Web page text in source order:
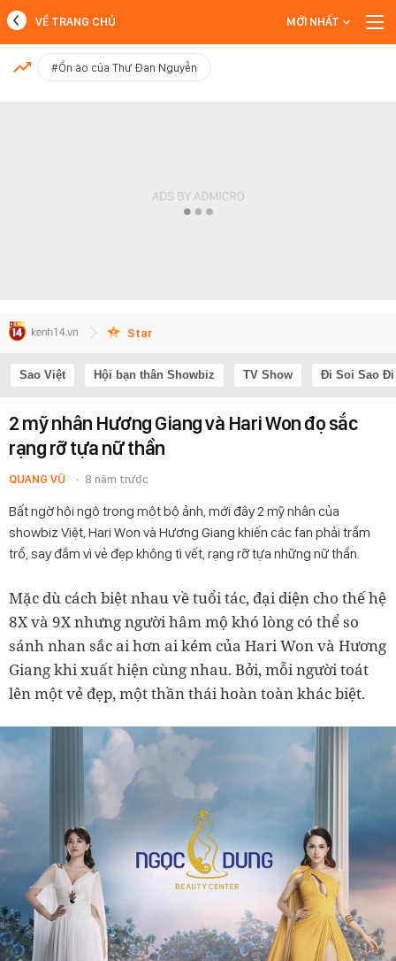
MỚI NHẤT
VỀ TRANG CHỦ MỚI NHẤT
#Ồn ào của Thư Đan Nguyễn
Star
Sao Việt Hội bạn thân Showbiz TV Show Đi Soi Sao Đi
2 mỹ nhân Hương Giang và Hari Won đọ sắc
rạng rỡ tựa nữ thần
QUANG VŨ 8 năm trước
Bất ngờ hội ngộ trong một bộ ảnh, mới đây 2 mỹ nhân của
showbiz Việt, Hari Won và Hương Giang khiến các fan phải trầm
trồ, say đắm vì vẻ đẹp không tì vết, rạng rỡ tựa những nữ thần.
Mặc dù cách biệt nhau về tuổi tác, đại diện cho thế hệ
8X và 9X nhưng người hâm mộ khó lòng có thể so
sánh nhan sắc ai hơn ai kém của Hari Won và Hương
Giang khi xuất hiện cùng nhau. Bởi, mỗi người toát
lên một vẻ đẹp, một thần thái hoàn toàn khác biệt.